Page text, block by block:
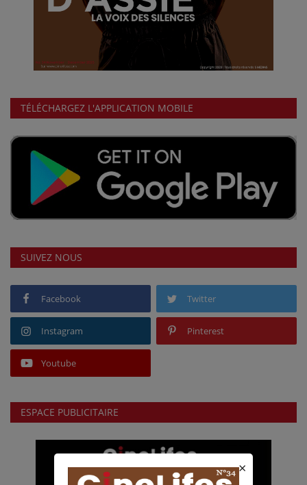
TÉLÉCHARGEZ L'APPLICATION MOBILE
SUIVEZ NOUS
Facebook Twitter
Instagram Pinterest
Youtube
ESPACE PUBLICITAIRE
×